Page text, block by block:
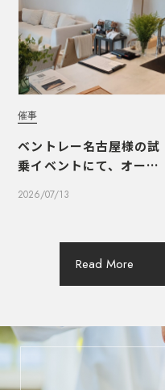
催事
ベントレー名古屋様の試
乗イベントにて、オーダー
ークショップを実施しま
2026/07/13
Read More